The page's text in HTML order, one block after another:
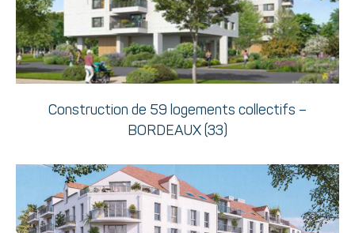
Construction de 59 logements collectifs –
BORDEAUX (33)